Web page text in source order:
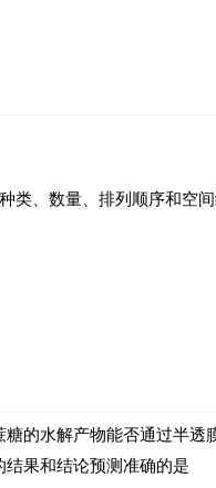
类、数量、排列顺序和空
的水解产物能否通过半透
果和结论预测准确的是